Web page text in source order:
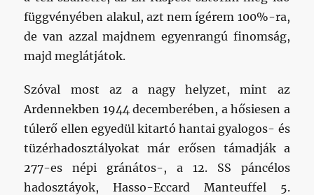
függvényében alakul, azt nem ígérem 100%-ra,
de van azzal majdnem egyenrangú finomság,
majd meglátjátok.
Szóval most az a nagy helyzet, mint az
Ardennekben 1944 decemberében, a hősiesen a
túlerő ellen egyedül kitartó hantai gyalogos- és
tüzérhadosztályokat már erősen támadják a
277-es népi gránátos-, a 12. SS páncélos
hadosztáyok, Hasso-Eccard Manteuffel 5.